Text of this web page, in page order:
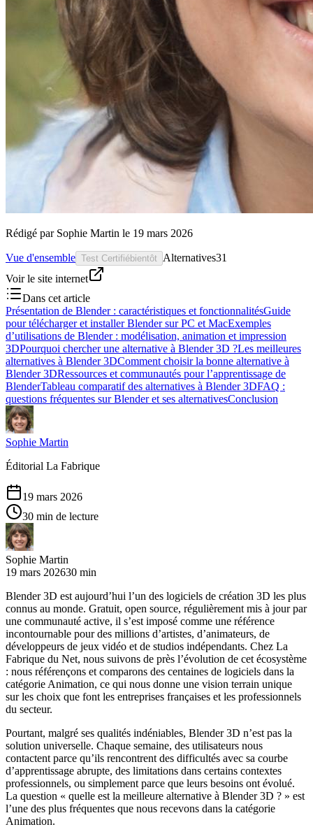
Rédigé par Sophie Martin le 19 mars 2026
Vue d'ensemble Test Certifiébientôt Alternatives31
Voir le site internet
Dans cet article
Présentation de Blender : caractéristiques et fonctionnalitésGuide
pour télécharger et installer Blender sur PC et MacExemples
d’utilisations de Blender : modélisation, animation et impression
3DPourquoi chercher une alternative à Blender 3D ?Les meilleures
alternatives à Blender 3DComment choisir la bonne alternative à
Blender 3DRessources et communautés pour l’apprentissage de
BlenderTableau comparatif des alternatives à Blender 3DFAQ :
questions fréquentes sur Blender et ses alternativesConclusion
Sophie Martin
Éditorial La Fabrique
19 mars 2026
30 min de lecture
Sophie Martin
19 mars 202630 min
Blender 3D est aujourd’hui l’un des logiciels de création 3D les plus
connus au monde. Gratuit, open source, régulièrement mis à jour par
une communauté active, il s’est imposé comme une référence
incontournable pour des millions d’artistes, d’animateurs, de
développeurs de jeux vidéo et de studios indépendants. Chez La
Fabrique du Net, nous suivons de près l’évolution de cet écosystème
: nous référençons et comparons des centaines de logiciels dans la
catégorie Animation, ce qui nous donne une vision terrain unique
sur les choix que font les entreprises françaises et les professionnels
du secteur.
Pourtant, malgré ses qualités indéniables, Blender 3D n’est pas la
solution universelle. Chaque semaine, des utilisateurs nous
contactent parce qu’ils rencontrent des difficultés avec sa courbe
d’apprentissage abrupte, des limitations dans certains contextes
professionnels, ou simplement parce que leurs besoins ont évolué.
La question « quelle est la meilleure alternative à Blender 3D ? » est
l’une des plus fréquentes que nous recevons dans la catégorie
Animation.